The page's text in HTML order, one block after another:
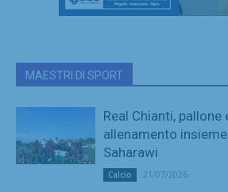
MAESTRI DI SPORT
Real Chianti, pallone
allenamento
Saharawi
Calcio 21/07/2026